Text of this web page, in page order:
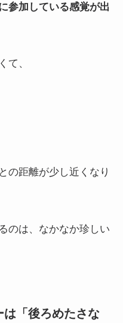
参加している感覚が出
て、
の距離が少し近くなり
のは、なかなか珍しい
「後ろめたさな